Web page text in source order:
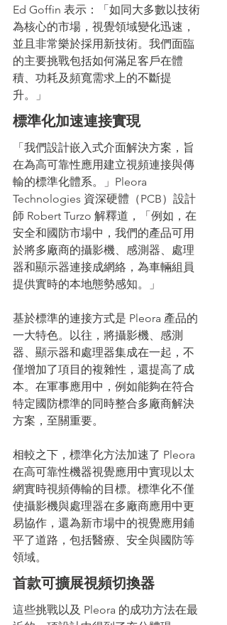
Ed Goffin 表示：「如同大多數以技術
為核心的市場，視覺領域變化迅速，
並且非常樂於採用新技術。我們面臨
的主要挑戰包括如何滿足客戶在體
積、功耗及頻寬需求上的不斷提
升。」
標準化加速連接實現
「我們設計嵌入式介面解決方案，旨
在為高可靠性應用建立視頻連接與傳
輸的標準化體系。」Pleora
Technologies 資深硬體（PCB）設計
師 Robert Turzo 解釋道，「例如，在
安全和國防市場中，我們的產品可用
於將多廠商的攝影機、感測器、處理
器和顯示器連接成網絡，為車輛組員
提供實時的本地態勢感知。」
基於標準的連接方式是 Pleora 產品的
一大特色。以往，將攝影機、感測
器、顯示器和處理器集成在一起，不
僅增加了項目的複雜性，還提高了成
本。在軍事應用中，例如能夠在符合
特定國防標準的同時整合多廠商解決
方案，至關重要。
相較之下，標準化方法加速了 Pleora
在高可靠性機器視覺應用中實現以太
網實時視頻傳輸的目標。標準化不僅
使攝影機與處理器在多廠商應用中更
易協作，還為新市場中的視覺應用鋪
平了道路，包括醫療、安全與國防等
領域。
首款可擴展視頻切換器
這些挑戰以及 Pleora 的成功方法在最